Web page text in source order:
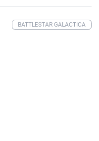
BATTLESTAR GALACTICA